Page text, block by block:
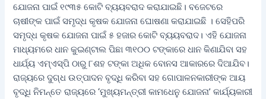
ଯୋଜନା ପାଇଁ ୧୯୩୫ କୋଟି ବ୍ୟୟବରାଦ କରାଯାଇଛି। ବଜେଟରେ
ଚାଷୀଙ୍କ ପାଇଁ ସମୃଦ୍ଧ କୃଷକ ଯୋଜନା ଘୋଷଣା କରାଯାଇଛି । ସେହିପରି
ସମୃଦ୍ଧ କୃଷକ ଯୋଜନା ପାଇଁ ୫ ହଜାର କୋଟି ବ୍ୟୟବରାଦ। ଏହି ଯୋଜନା
ମାଧ୍ୟମରେ ଧାନ କୁଇଣ୍ଟାଲ ପିଛା ୩୧୦୦ ଟଙ୍କାରେ ଧାନ କିଣାଯିବା ସହ
ଧାର୍ଯ୍ୟ ଏମ୍‌ଏସ୍‌ପି ଠାରୁ ୮ଶହ ଟଙ୍କା ଅଧିକ ବୋନସ ଆକାରରେ ଦିଆଯିବ।
ରାଜ୍ୟରେ ଦୁଗ୍ଧ ଉତ୍ପାଦନ ବୃଦ୍ଧି କରିବା ସହ ଗୋପାଳନକାରୀଙ୍କ ଆୟ
ବୃଦ୍ଧି ନିମନ୍ତେ ରାଜ୍ୟରେ ‘ମୁଖ୍ୟମନ୍ତ୍ରୀ କାମଧେନୁ ଯୋଜନା’ କାର୍ଯ୍ୟକାରୀ